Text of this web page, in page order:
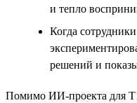
и тепло
Когда
решений и
Помимо ИИ-проекта для